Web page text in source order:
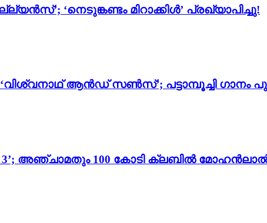
‘നെടുങ്കണ്ടം മിറാക്കിൾ’ പ്രഖ്യാപിച്ചു!
ആൻഡ് സൺസ്’; പട്ടാമ്പൂച്ചി ഗാനം
3’; അഞ്ചാമതും 100 കോടി ക്ലബിൽ